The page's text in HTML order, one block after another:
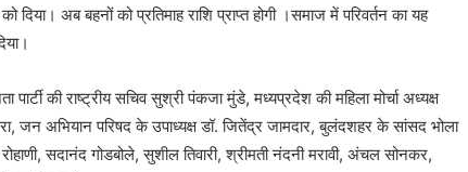
अब बहनों को प्रतिमाह राशि प्राप्त होगी ।समाज में परिवर्तन का यह
पार्टी की राष्ट्रीय सचिव सुश्री पंकजा मुंडे, मध्यप्रदेश की महिला मोर्चा अध्यक्ष
जन अभियान परिषद के उपाध्यक्ष डॉ. जितेंद्र जामदार, बुलंदशहर के सांसद भोला
सदानंद गोडबोले, सुशील तिवारी, श्रीमती नंदनी मरावी, अंचल सोनकर,